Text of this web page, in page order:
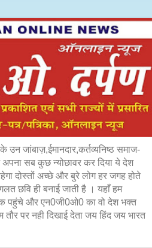
उन जांबाज़,ईमानदार,कर्तव्यनिष्ठ समाज-
अपना सब कुछ न्योछावर कर दिया ये देश
दोस्तों अच्छे और बुरे लोग हर जगह होते
छवि ही बनाई जाती है । यहाँ हम
पहुंचे और एन0जी0ओ0 का वो देश भक्त
पर नही दिखाई देता जय हिंद जय भारत